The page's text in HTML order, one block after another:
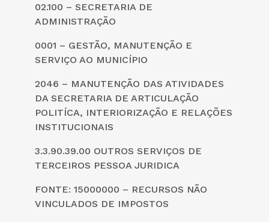
02.100 – SECRETARIA DE
ADMINISTRAÇÃO
0001 – GESTÃO, MANUTENÇÃO E
SERVIÇO AO MUNICÍPIO
2046 – MANUTENÇÃO DAS ATIVIDADES
DA SECRETARIA DE ARTICULAÇÃO
POLITÍCA, INTERIORIZAÇÃO E RELAÇÕES
INSTITUCIONAIS
3.3.90.39.00 OUTROS SERVIÇOS DE
TERCEIROS PESSOA JURIDICA
FONTE: 15000000 – RECURSOS NÃO
VINCULADOS DE IMPOSTOS